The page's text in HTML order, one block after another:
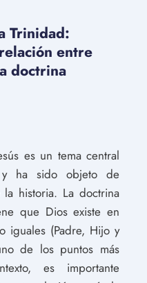
Trinidad:
entre
doctrina
es un tema central
ha sido objeto de
historia. La doctrina
que Dios existe en
iguales (Padre, Hijo y
de los puntos más
es importante